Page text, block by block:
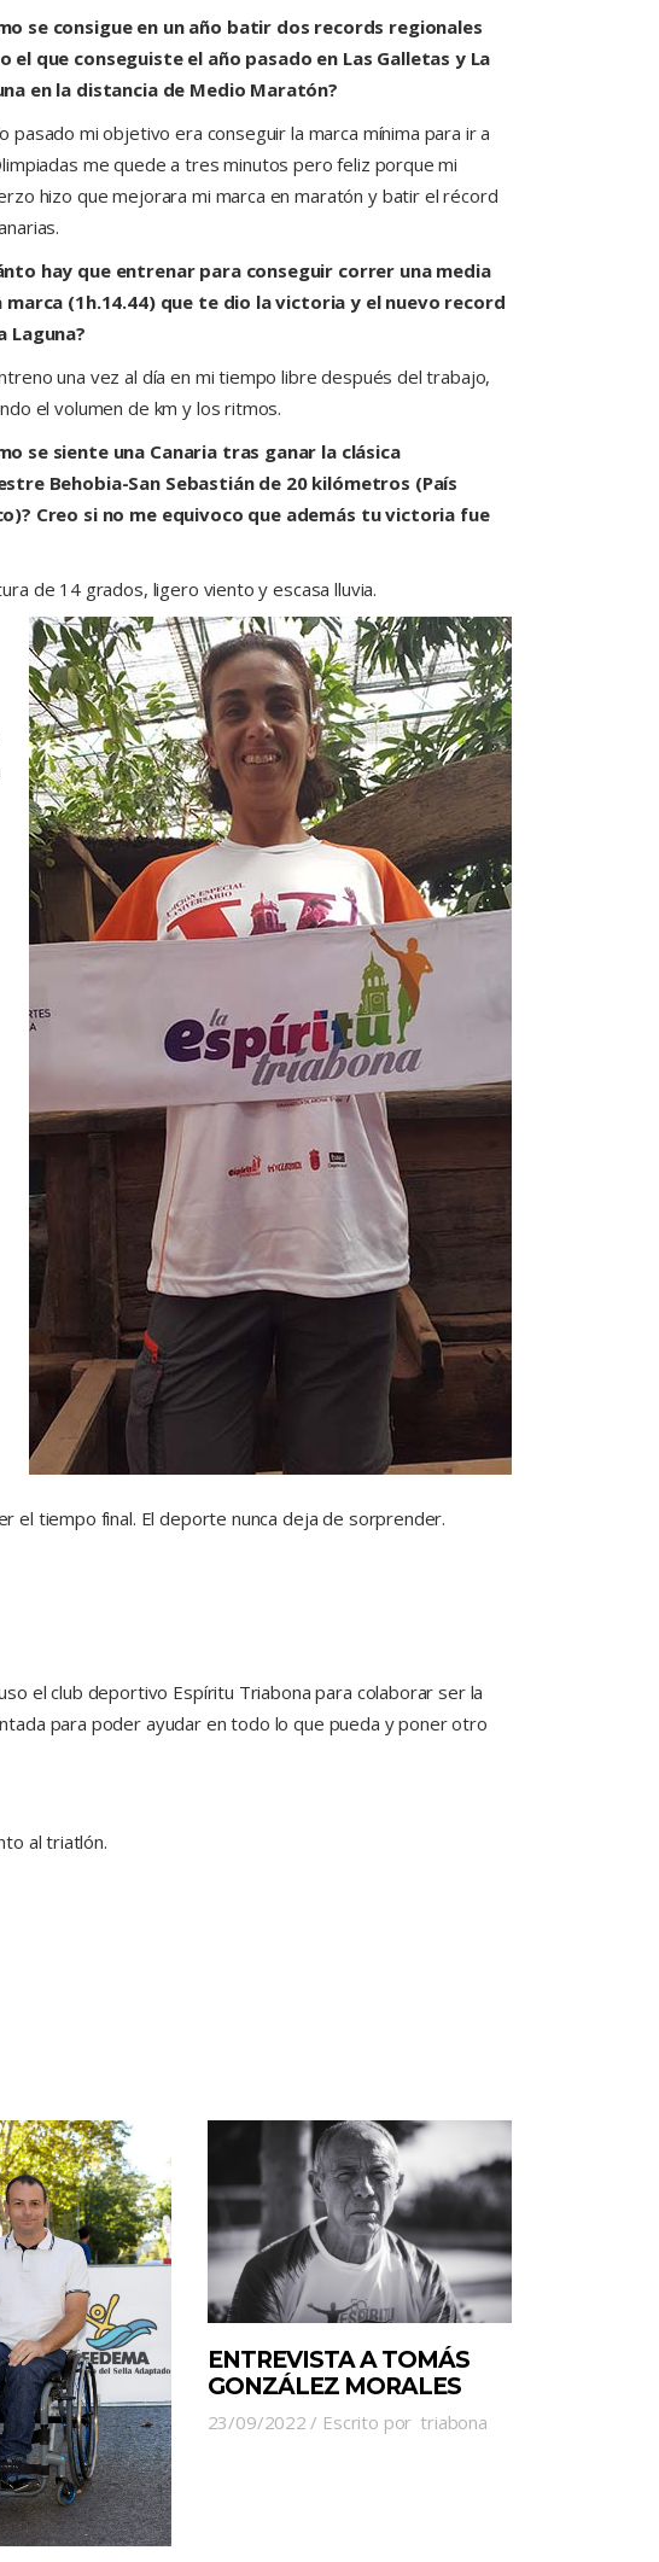
se consigue en un año batir dos records regionales
el que conseguiste el año pasado en Las Galletas y La
en la distancia de Medio Maratón?
pasado mi objetivo era conseguir la marca mínima para ir a
me quede a tres minutos pero feliz porque mi
hizo que mejorara mi marca en maratón y batir el récord
hay que entrenar para conseguir correr una media
marca (1h.14.44) que te dio la victoria y el nuevo record
Laguna?
una vez al día en mi tiempo libre después del trabajo,
el volumen de km y los ritmos.
se siente una Canaria tras ganar la clásica
Behobia-San Sebastián de 20 kilómetros (País
Creo si no me equivoco que además tu victoria fue
de 14 grados, ligero viento y escasa lluvia.
el tiempo final. El deporte nunca deja de sorprender.
el club deportivo Espíritu Triabona para colaborar ser la
para poder ayudar en todo lo que pueda y poner otro
al triatlón.
ENTREVISTA A TOMÁS
GONZÁLEZ MORALES
23/09/2022 Escrito por triabona